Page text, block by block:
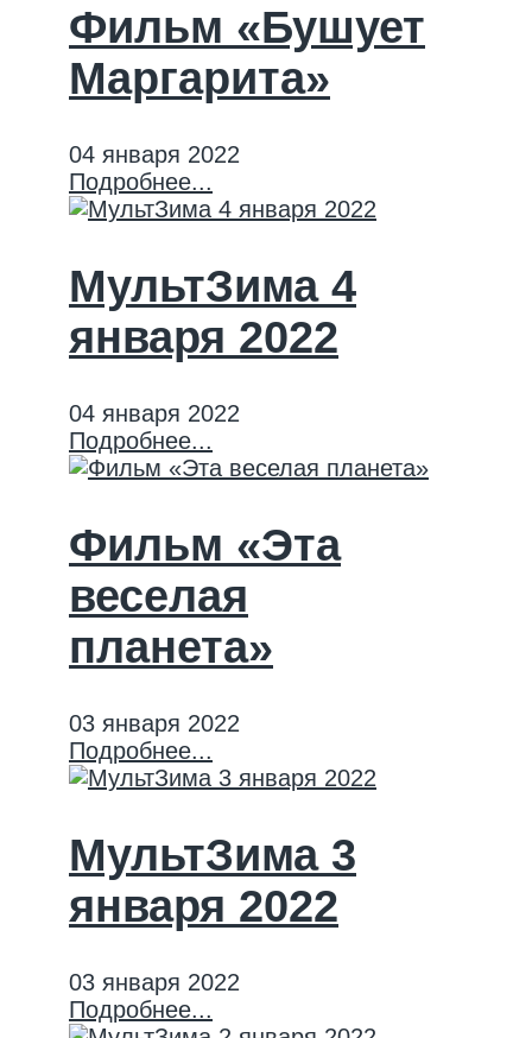
Фильм «Бушует
Маргарита»
04 января 2022
Подробнее...
МультЗима 4
января 2022
04 января 2022
Подробнее...
Фильм «Эта
веселая
планета»
03 января 2022
Подробнее...
МультЗима 3
января 2022
03 января 2022
Подробнее...